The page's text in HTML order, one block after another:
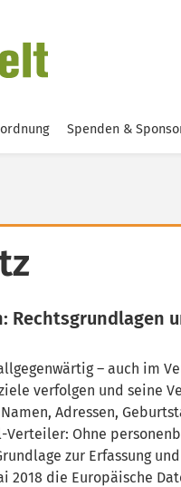
Spenden &
Rechtsgrundlagen
– auch im
verfolgen und seine
Adressen,
Ohne
zur Erfassung
2018 die Europäische